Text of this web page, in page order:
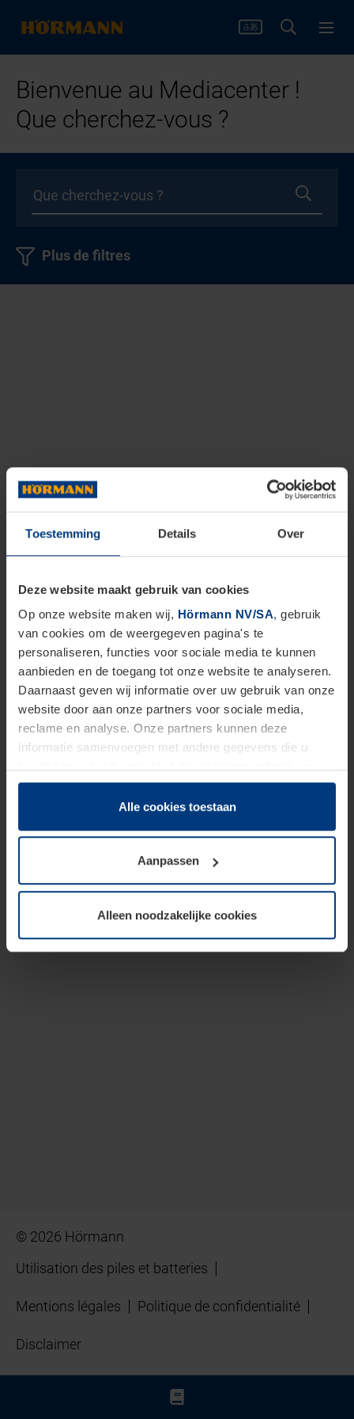
Toestemming Details Over
Deze website maakt gebruik van cookies
Op onze website maken wij, Hörmann NV/SA, gebruik
van cookies om de weergegeven pagina's te
personaliseren, functies voor sociale media te kunnen
aanbieden en de toegang tot onze website te analyseren.
Daarnaast geven wij informatie over uw gebruik van onze
website door aan onze partners voor sociale media,
reclame en analyse. Onze partners kunnen deze
informatie samenvoegen met andere gegevens die u
hun diensten hebben verzameld.
Juridisch hebben wij het recht om cookies op uw
van deze pagina's absoluut vereist is. Voor alle andere
soorten cookies is uw toestemming benodigd. Uw
toestemming kunt u op elk moment bij de uitleg van de
wijzigen of herroepen.
Alle cookies toestaan
Aanpassen
Alleen noodzakelijke cookies
Bienvenue au Mediacenter !
Que cherchez-vous ?
Plus de filtres
© 2026 Hörmann
Utilisation des piles et batteries
Mentions légales Politique de confidentialité
Disclaimer